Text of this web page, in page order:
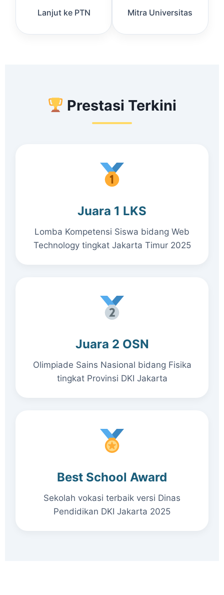
Lanjut ke PTN Mitra Universitas
Prestasi Terkini
Juara 1 LKS
Lomba Kompetensi Siswa bidang Web
Technology tingkat Jakarta Timur 2025
Juara 2 OSN
Olimpiade Sains Nasional bidang Fisika
tingkat Provinsi DKI Jakarta
Best School Award
Sekolah vokasi terbaik versi Dinas
Pendidikan DKI Jakarta 2025